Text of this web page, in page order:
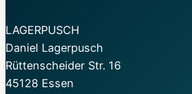
LAGERPUSCH
Daniel Lagerpusch
Rüttenscheider Str. 16
45128 Essen